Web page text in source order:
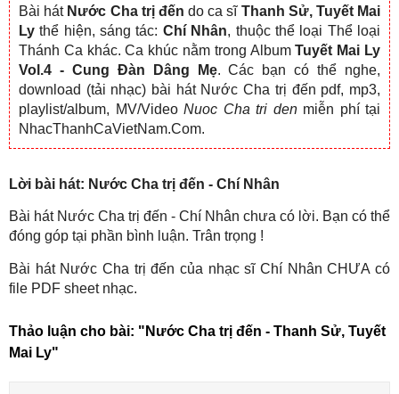
Bài hát Nước Cha trị đến do ca sĩ Thanh Sử, Tuyết Mai
Ly thể hiện, sáng tác: Chí Nhân, thuộc thể loại Thể loại
Thánh Ca khác. Ca khúc nằm trong AlbumTuyết Mai Ly
Vol.4 - Cung Đàn Dâng Mẹ. Các bạn có thể nghe,
download (tải nhạc) bài hát Nước Cha trị đến pdf, mp3,
playlist/album, MV/Video Nuoc Cha tri denmiễn phí tại
NhacThanhCaVietNam.Com.
Lời bài hát: Nước Cha trị đến - Chí Nhân
Bài hát Nước Cha trị đến - Chí Nhân chưa có lời. Bạn có thể
đóng góp tại phần bình luận. Trân trọng !
Bài hát Nước Cha trị đến của nhạc sĩ Chí Nhân CHƯA có
file PDF sheet nhạc.
Thảo luận cho bài: "Nước Cha trị đến - Thanh Sử, Tuyết
Mai Ly"